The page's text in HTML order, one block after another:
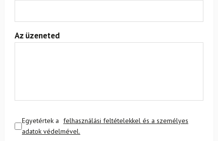
Az üzeneted
Egyetértek a felhasználási feltételekkel és a személyes
adatok védelmével.